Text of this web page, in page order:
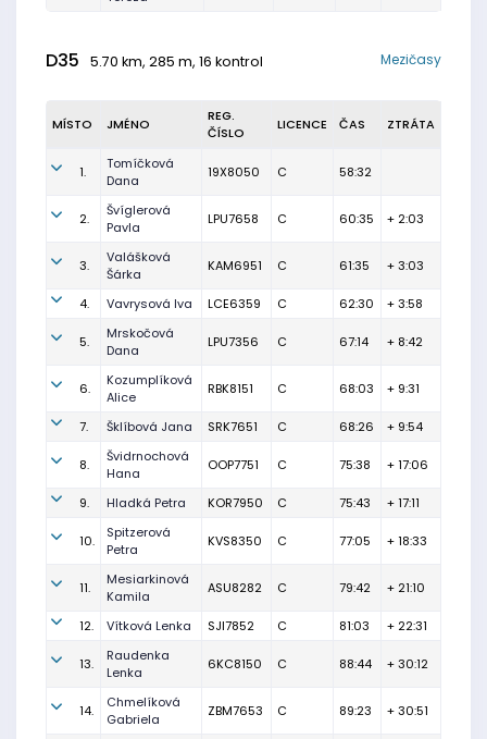
D35 5.70 km, 285 m, 16 kontrol Mezičasy
MÍSTO JMÉNO
REG.
ČÍSLO
LICENCE ČAS ZTRÁTA
1.
Tomíčková
Dana
19X8050 C 58:32
2.
Švíglerová
Pavla
LPU7658 C 60:35 + 2:03
3.
Valášková
Šárka
KAM6951 C 61:35 + 3:03
4. Vavrysová Iva LCE6359 C 62:30 + 3:58
5.
Mrskočová
Dana
LPU7356 C 67:14 + 8:42
6.
Kozumplíková
Alice
RBK8151 C 68:03 + 9:31
7. Šklíbová Jana SRK7651 C 68:26 + 9:54
8.
Švidrnochová
Hana
OOP7751 C 75:38 + 17:06
9. Hladká Petra KOR7950 C 75:43 + 17:11
10.
Spitzerová
Petra
KVS8350 C 77:05 + 18:33
11.
Mesiarkinová
Kamila
ASU8282 C 79:42 + 21:10
12. Vítková Lenka SJI7852 C 81:03 + 22:31
13.
Raudenka
Lenka
6KC8150 C 88:44 + 30:12
14.
Chmelíková
Gabriela
ZBM7653 C 89:23 + 30:51